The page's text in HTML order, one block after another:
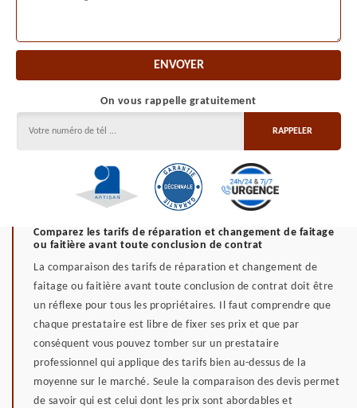
On vous rappelle gratuitement
Comparez les tarifs de réparation et changement de faitage
ou faitière avant toute conclusion de contrat
La comparaison des tarifs de réparation et changement de
faitage ou faitière avant toute conclusion de contrat doit être
un réflexe pour tous les propriétaires. Il faut comprendre que
chaque prestataire est libre de fixer ses prix et que par
conséquent vous pouvez tomber sur un prestataire
professionnel qui applique des tarifs bien au-dessus de la
moyenne sur le marché. Seule la comparaison des devis permet
de savoir qui est celui dont les prix sont abordables et